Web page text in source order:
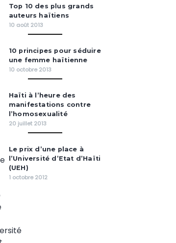
Top 10 des plus grands
auteurs haïtiens
10 août 2013
10 principes pour séduire
une femme haïtienne
10 octobre 2013
Haïti à l’heure des
manifestations contre
l’homosexualité
20 juillet 2013
Le prix d’une place à
l’Université d’Etat d’Haïti
(UEH)
1 octobre 2012